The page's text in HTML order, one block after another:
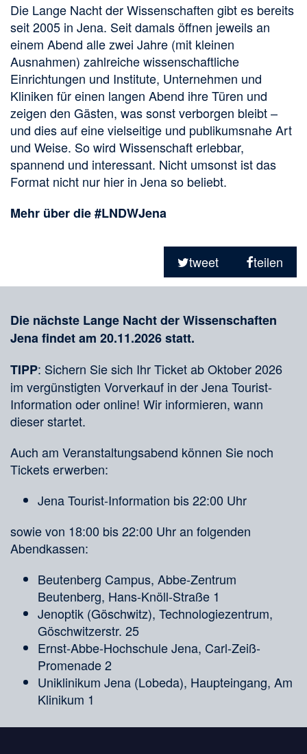
Die Lange Nacht der Wissenschaften gibt es bereits
seit 2005 in Jena. Seit damals öffnen jeweils an
einem Abend alle zwei Jahre (mit kleinen
Ausnahmen) zahlreiche wissenschaftliche
Einrichtungen und Institute, Unternehmen und
Kliniken für einen langen Abend ihre Türen und
zeigen den Gästen, was sonst verborgen bleibt –
und dies auf eine vielseitige und publikumsnahe Art
und Weise. So wird Wissenschaft erlebbar,
spannend und interessant. Nicht umsonst ist das
Format nicht nur hier in Jena so beliebt.
Mehr über die #LNDWJena
tweet
teilen
Die nächste Lange Nacht der Wissenschaften
Jena findet am 20.11.2026 statt.
TIPP: Sichern Sie sich Ihr Ticket ab Oktober 2026
im vergünstigten Vorverkauf in der Jena Tourist-
Information oder online! Wir informieren, wann
dieser startet.
Auch am Veranstaltungsabend können Sie noch
Tickets erwerben:
Jena Tourist-Information bis 22:00 Uhr
sowie von 18:00 bis 22:00 Uhr an folgenden
Abendkassen:
Beutenberg Campus, Abbe-Zentrum
Beutenberg, Hans-Knöll-Straße 1
Jenoptik (Göschwitz), Technologiezentrum,
Göschwitzerstr. 25
Ernst-Abbe-Hochschule Jena, Carl-Zeiß-
Promenade 2
Uniklinikum Jena (Lobeda), Haupteingang, Am
Klinikum 1